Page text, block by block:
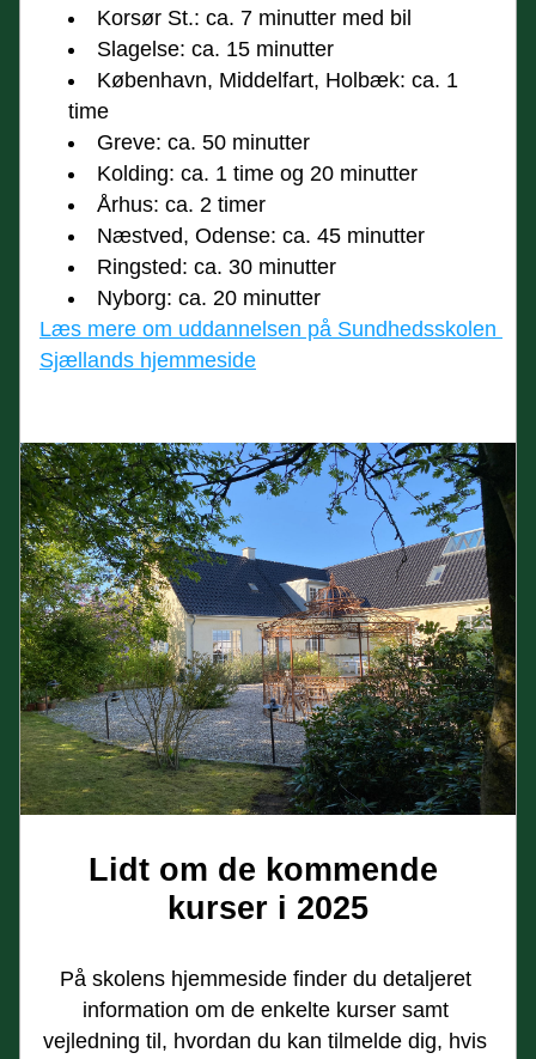
Korsør St.: ca. 7 minutter med bil
Slagelse: ca. 15 minutter
København, Middelfart, Holbæk: ca. 1
time
Greve: ca. 50 minutter
Kolding: ca. 1 time og 20 minutter
Århus: ca. 2 timer
Næstved, Odense: ca. 45 minutter
Ringsted: ca. 30 minutter
Nyborg: ca. 20 minutter
Læs mere om uddannelsen på Sundhedsskolen
Sjællands hjemmeside
Lidt om de kommende
kurser i 2025
På skolens hjemmeside finder du detaljeret
information om de enkelte kurser samt
vejledning til, hvordan du kan tilmelde dig, hvis